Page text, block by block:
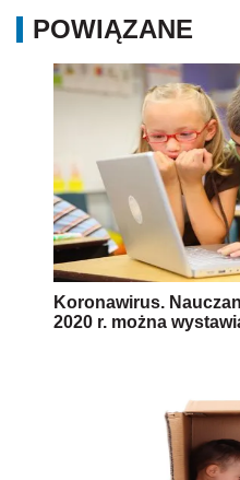
POWIĄZANE
Koronawirus.
2020 r. można